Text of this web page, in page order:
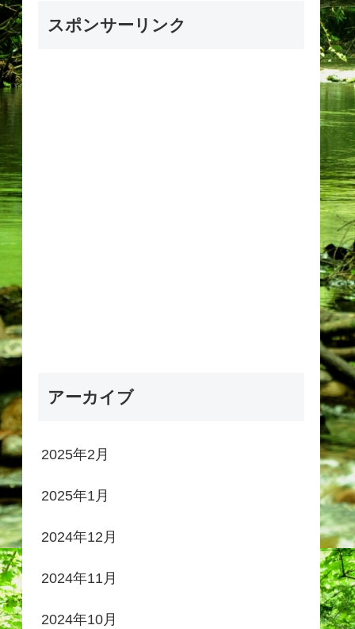
スポンサーリンク
アーカイブ
2025年2月
2025年1月
2024年12月
2024年11月
2024年10月